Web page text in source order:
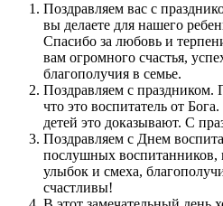
Поздравляем вас с
вы делаете для нашего
Спасибо за любовь и
вам огромного счастья,
благополучия в семье.
Поздравляем с праздником.
что это воспитатель от
детей это доказывают. С
Поздравляем с Днем
послушных воспитанников,
улыбок и смеха,
счастливы!